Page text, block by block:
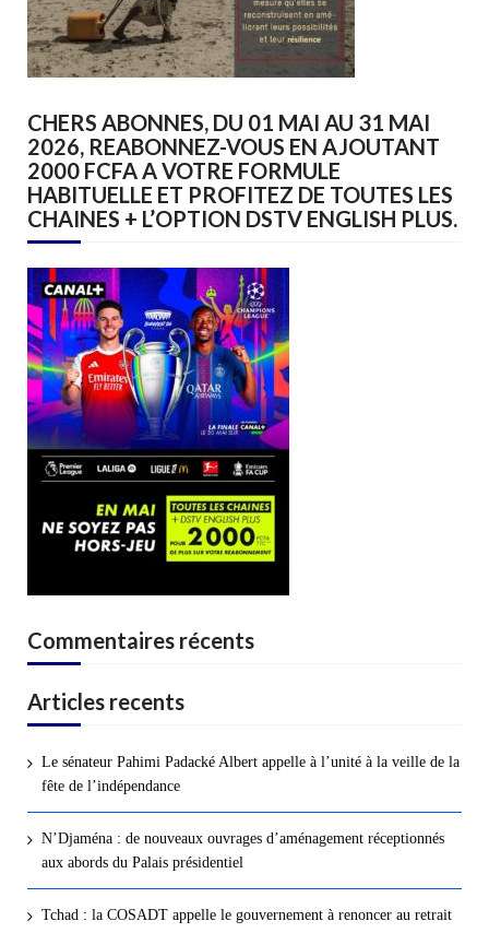
CHERS ABONNES, DU 01 MAI AU 31 MAI
2026, REABONNEZ-VOUS EN AJOUTANT
2000 FCFA A VOTRE FORMULE
HABITUELLE ET PROFITEZ DE TOUTES LES
CHAINES + L’OPTION DSTV ENGLISH PLUS.
Commentaires récents
Articles recents
Le sénateur Pahimi Padacké Albert appelle à l’unité à la veille de la
fête de l’indépendance
N’Djaména : de nouveaux ouvrages d’aménagement réceptionnés
aux abords du Palais présidentiel
Tchad : la COSADT appelle le gouvernement à renoncer au retrait